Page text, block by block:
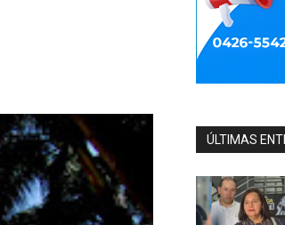
ÚLTIMAS